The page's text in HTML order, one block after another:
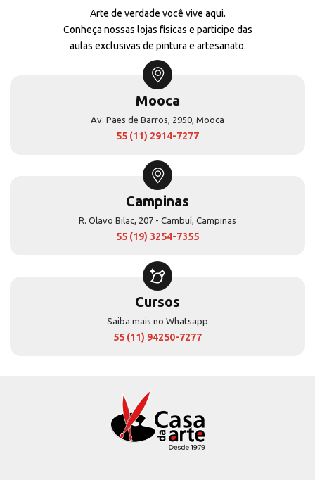
Arte de verdade você vive aqui.
Conheça nossas lojas físicas e participe das
aulas exclusivas de pintura e artesanato.
Mooca
Av. Paes de Barros, 2950, Mooca
55 (11) 2914-7277
Campinas
R. Olavo Bilac, 207 - Cambuí, Campinas
55 (19) 3254-7355
Cursos
Saiba mais no Whatsapp
55 (11) 94250-7277